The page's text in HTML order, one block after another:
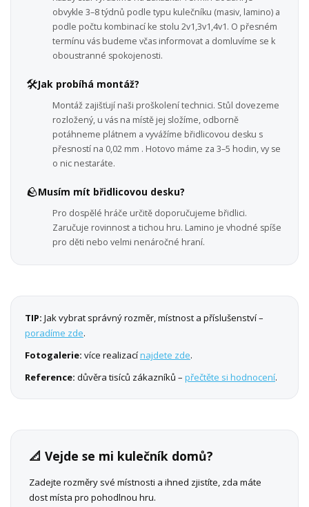
obvykle 3–8 týdnů podle typu kulečníku (masiv, lamino) a
podle počtu kombinací ke stolu 2v1,3v1,4v1. O přesném
termínu vás budeme včas informovat a domluvíme se k
oboustranné spokojenosti.
🛠️Jak probíhá montáž?
Montáž zajišťují naši proškolení technici. Stůl dovezeme
rozložený, u vás na místě jej složíme, odborně
potáhneme plátnem a vyvážíme břidlicovou desku s
přesností na 0,02 mm . Hotovo máme za 3–5 hodin, vy se
o nic nestaráte.
🪨Musím mít břidlicovou desku?
Pro dospělé hráče určitě doporučujeme břidlici.
Zaručuje rovinnost a tichou hru. Lamino je vhodné spíše
pro děti nebo velmi nenáročné hraní.
TIP: Jak vybrat správný rozměr, místnost a příslušenství –
poradíme zde.
Fotogalerie: více realizacínajdete zde.
Reference: důvěra tisíců zákazníků – přečtěte si hodnocení.
📐 Vejde se mi kulečník domů?
Zadejte rozměry své místnosti a ihned zjistíte, zda máte
dost místa pro pohodlnou hru.